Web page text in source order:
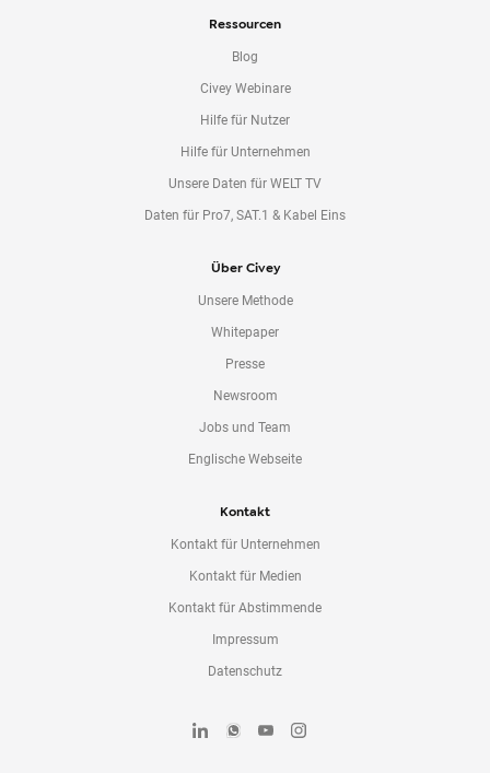
Ressourcen
Blog
Civey Webinare
Hilfe für Nutzer
Hilfe für Unternehmen
Unsere Daten für WELT TV
Daten für Pro7, SAT.1 & Kabel Eins
Über Civey
Unsere Methode
Whitepaper
Presse
Newsroom
Jobs und Team
Englische Webseite
Kontakt
Kontakt für Unternehmen
Kontakt für Medien
Kontakt für Abstimmende
Impressum
Datenschutz